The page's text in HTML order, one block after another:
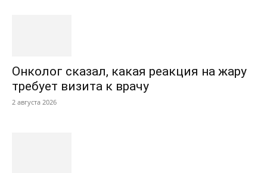
Онколог сказал, какая реакция на жару
требует визита к врачу
2 августа 2026